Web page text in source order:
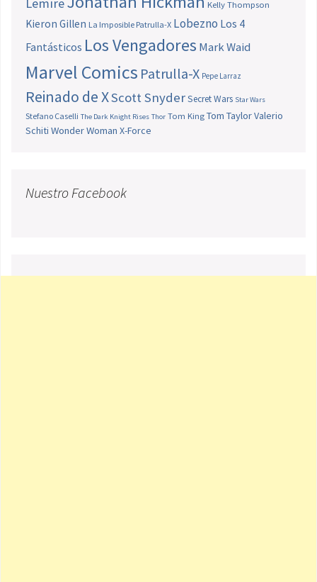
Kelly Thompson
Kieron Gillen La Imposible Patrulla-X Lobezno Los 4
Fantásticos Los Vengadores Mark Waid
Marvel Comics Patrulla-X Pepe Larraz
Reinado de XScott SnyderSecret Wars Star Wars
Stefano Caselli The Dark Knight Rises Thor Tom King Tom TaylorValerio
Schiti Wonder Woman X-Force
Nuestro Facebook